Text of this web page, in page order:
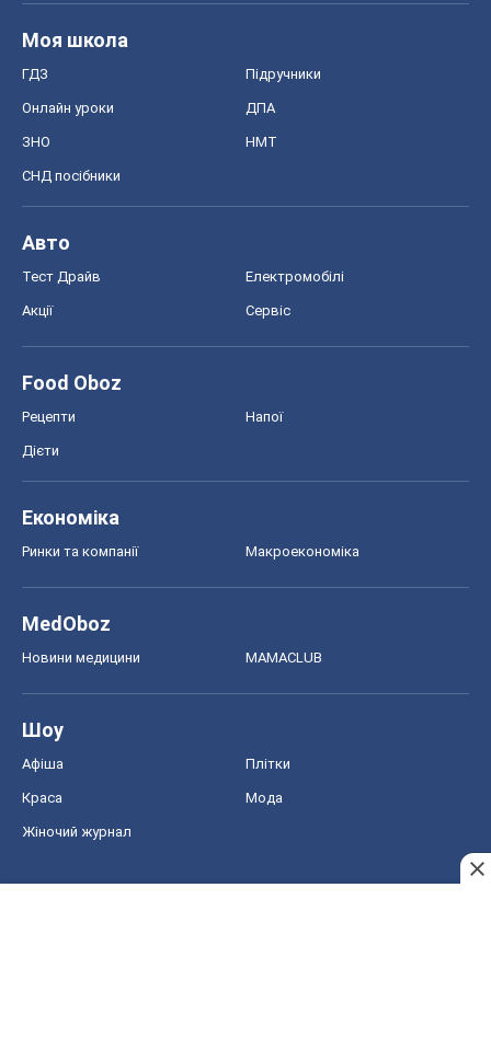
Моя школа
ГДЗ Підручники
Онлайн уроки ДПА
ЗНО НМТ
СНД посібники
Авто
Тест Драйв Електромобілі
Акції Сервіс
Food Oboz
Рецепти Напої
Дієти
Економіка
Ринки та компанії Макроекономіка
MedOboz
Новини медицини MAMACLUB
Шоу
Афіша Плітки
Краса Мода
Жіночий журнал